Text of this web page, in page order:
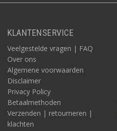
KLANTENSERVICE
Veelgestelde vragen | FAQ
Over ons
Algemene voorwaarden
Disclaimer
Privacy Policy
Betaalmethoden
Verzenden | retourneren |
klachten